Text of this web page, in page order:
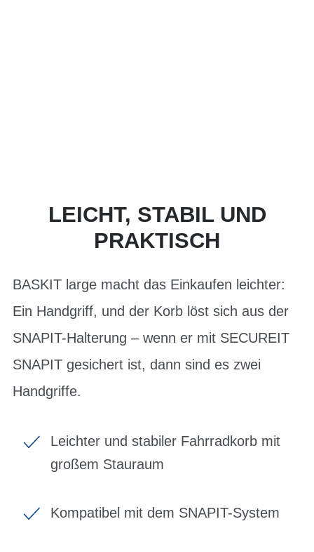
LEICHT, STABIL UND
PRAKTISCH
BASKIT large macht das Einkaufen leichter:
Ein Handgriff, und der Korb löst sich aus der
SNAPIT-Halterung – wenn er mit SECUREIT
SNAPIT gesichert ist, dann sind es zwei
Handgriffe.
Leichter und stabiler Fahrradkorb mit
großem Stauraum
Kompatibel mit dem SNAPIT-System